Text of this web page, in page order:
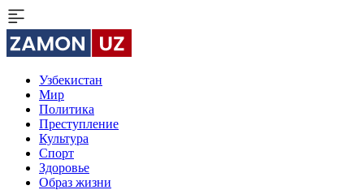
Узбекистан
Мир
Политика
Преступление
Культура
Спорт
Здоровье
Образ жизни